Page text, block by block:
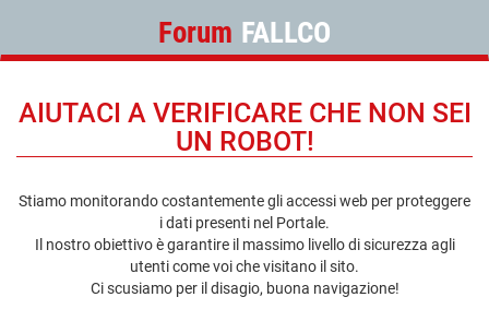
Forum FALLCO
AIUTACI A VERIFICARE CHE NON SEI
UN ROBOT!
Stiamo monitorando costantemente gli accessi web per proteggere
i dati presenti nel Portale.
Il nostro obiettivo è garantire il massimo livello di sicurezza agli
utenti come voi che visitano il sito.
Ci scusiamo per il disagio, buona navigazione!